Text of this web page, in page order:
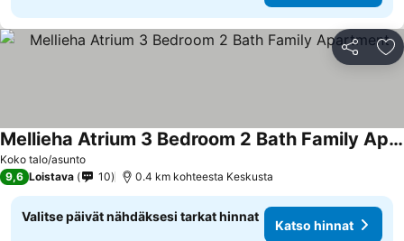
Jaa
Koko talo/asunto
Mellieha Atrium 3 Bedroom 2 Bath Family Apartment
9,6 Loistava 10 0.4 km kohteesta Keskusta
Valitse päivät nähdäksesi tarkat hinnat
Katso hinnat